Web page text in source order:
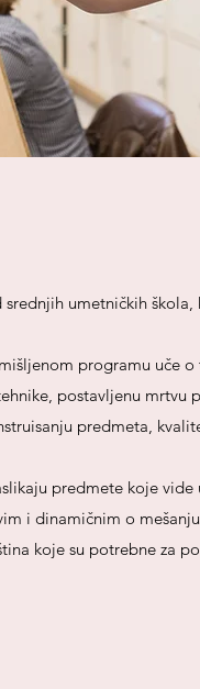
umetničkih
programu uče
postavljenu
predmeta,
predmete koje
i dinamičnim o
koje su potrebne za